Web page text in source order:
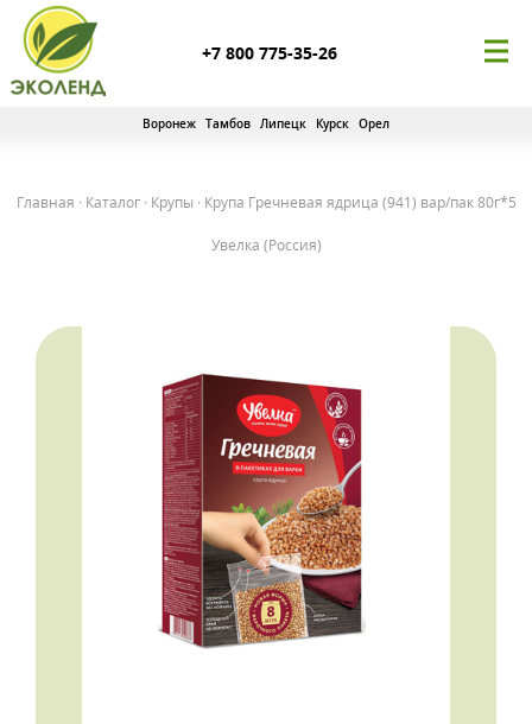
+7 800 775-35-26
Воронеж Тамбов Липецк Курск Орел
Главная · Каталог· Крупы · Крупа Гречневая ядрица (941) вар/пак 80г*5
Увелка (Россия)